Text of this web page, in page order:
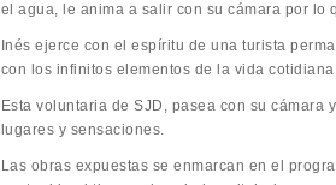
el agua, le anima a salir con su cámara por lo
Inés ejerce con el espíritu de una turista
con los infinitos elementos de la vida
Esta voluntaria de SJD, pasea con su
lugares y sensaciones.
Las obras expuestas se enmarcan en el